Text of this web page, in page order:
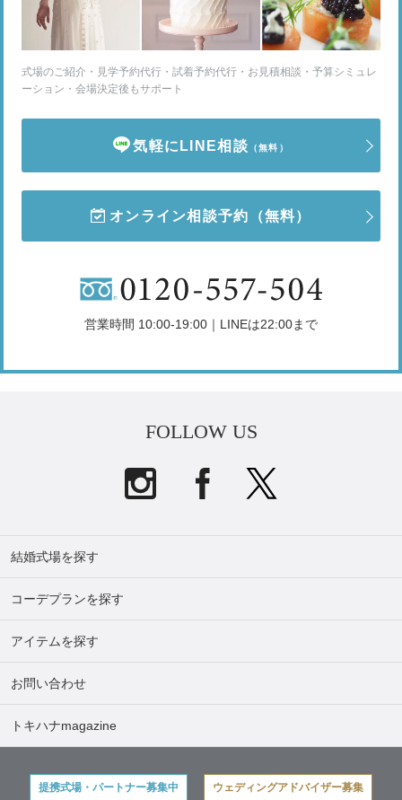
式場のご紹介・見学予約代行・試着予約代行・お見積相談・予算シミュレ
ーション・会場決定後もサポート
気軽にLINE相談 （無料）
オンライン相談予約 （無料）
営業時間 10:00-19:00｜LINEは22:00まで
FOLLOW US
結婚式場を探す
コーデプランを探す
アイテムを探す
お問い合わせ
トキハナmagazine
提携式場・パートナー募集中 ウェディングアドバイザー募集